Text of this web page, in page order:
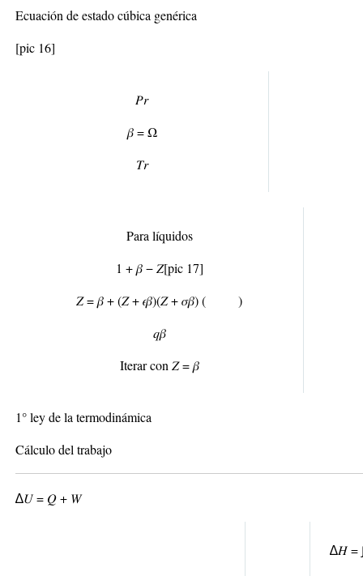
Ecuación de estado cúbica genérica
[pic 16]
𝑃𝑟
𝛽 = Ω
𝑇𝑟
Para líquidos
1 + 𝛽 − 𝑍[pic 17]
𝑍 = 𝛽 + (𝑍 + 𝜖𝛽)(𝑍 + 𝜎𝛽) ( )
𝑞𝛽
Iterar con 𝑍 = 𝛽
1° ley de la termodinámica
Cálculo del trabajo
∆𝑈 = 𝑄 + 𝑊
∆𝐻 =